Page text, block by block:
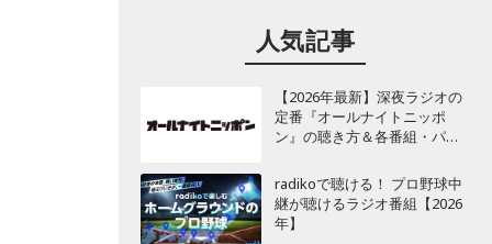
人気記事
【2026年最新】深夜ラジオの
定番『オールナイトニッポ
ン』の聴き方＆各番組・パー
radikoで聴ける！ プロ野球中
継が聴けるラジオ番組【2026
年】